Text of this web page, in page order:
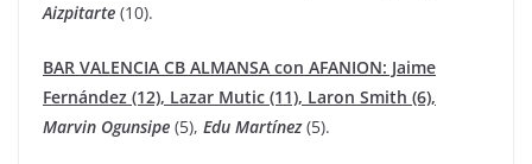
Aizpitarte (10).
BAR VALENCIA CB ALMANSA con AFANION: Jaime
Fernández (12), Lazar Mutic (11), Laron Smith (6),
Marvin Ogunsipe (5), Edu Martínez(5).